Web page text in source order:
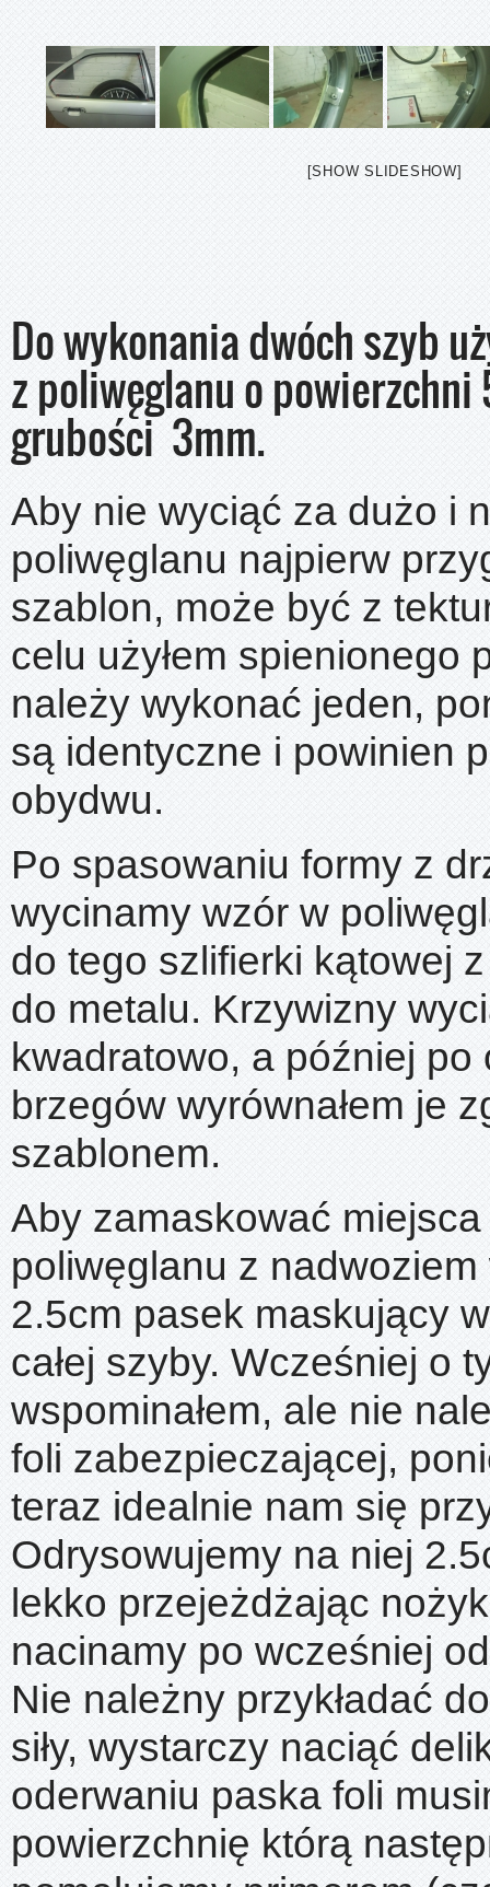
[SHOW SLIDESHOW]
Do wykonania dwóch szyb
z poliwęglanu o powierzchni
grubości 3mm.
Aby nie wyciąć za dużo i
poliwęglanu najpierw
szablon, może być z
celu użyłem spienionego
należy wykonać jeden,
są identyczne i powinien
obydwu.
Po spasowaniu formy z
wycinamy wzór w
do tego szlifierki kątowej
do metalu. Krzywizny
kwadratowo, a później po
brzegów wyrównałem je
szablonem.
Aby zamaskować miejsca
poliwęglanu z
2.5cm pasek maskujący
całej szyby. Wcześniej o
wspominałem, ale nie
foli zabezpieczającej,
teraz idealnie nam się
Odrysowujemy na niej
lekko przejeżdżając
nacinamy po wcześniej
Nie należny przykładać
siły, wystarczy naciąć
oderwaniu paska foli
powierzchnię którą